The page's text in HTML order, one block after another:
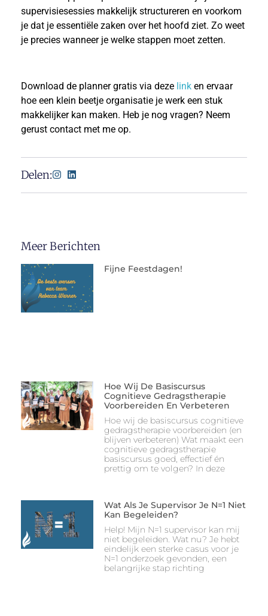
supervisiesessies makkelijk structureren en voorkom
je dat je essentiële zaken over het hoofd ziet. Zo weet
je precies wanneer je welke stappen moet zetten.
Download de planner gratis via deze link en ervaar
hoe een klein beetje organisatie je werk een stuk
makkelijker kan maken. Heb je nog vragen? Neem
gerust contact met me op.
Delen:
Meer Berichten
Fijne Feestdagen!
Hoe Wij De Basiscursus
Cognitieve Gedragstherapie
Voorbereiden En Verbeteren
Hoe wij de basiscursus cognitieve
gedragstherapie voorbereiden (en
blijven verbeteren) Wat maakt een
cognitieve gedragstherapie
basiscursus goed, effectief én
prettig om te volgen? In deze
Wat Als Je Supervisor Je N=1 Niet
Kan Begeleiden?
Help! Mijn N=1 supervisor kan mij
niet begeleiden. Wat nu? Je hebt
eindelijk een sterke casus voor je
N=1 onderzoek gevonden, een
belangrijke stap richting